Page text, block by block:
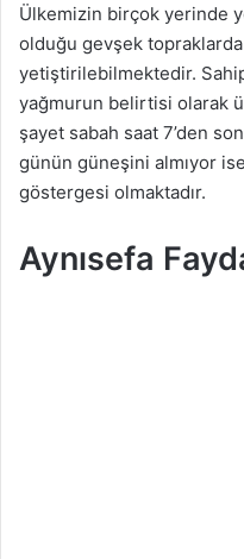
Ülkemizin birçok yerinde
olduğu gevşek
yetiştirilebilmektedir.
yağmurun belirtisi olarak
şayet sabah saat 7’den
günün güneşini almıyor
göstergesi olmaktadır.
Aynısefa